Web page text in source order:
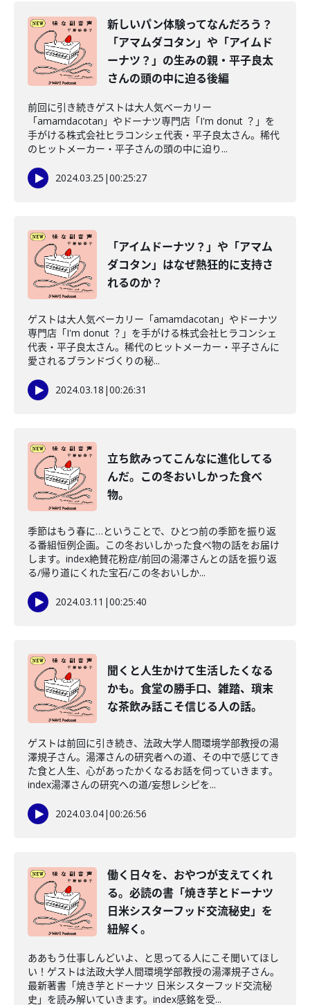
新しいパン体験ってなんだろう？
「アマムダコタン」や「アイムド
ーナツ？」の生みの親・平子良太
さんの頭の中に迫る後編
前回に引き続きゲストは大人気ベーカリー
「amamdacotan」やドーナツ専門店「I'm donut ？」を
手がける株式会社ヒラコンシェ代表・平子良太さん。稀代
のヒットメーカー・平子さんの頭の中に迫り...
2024.03.25 |00:25:27
「アイムドーナツ？」や「アマム
ダコタン」はなぜ熱狂的に支持さ
れるのか？
ゲストは大人気ベーカリー「amamdacotan」やドーナツ
専門店「I'm donut ？」を手がける株式会社ヒラコンシェ
代表・平子良太さん。稀代のヒットメーカー・平子さんに
愛されるブランドづくりの秘...
2024.03.18 |00:26:31
立ち飲みってこんなに進化してる
んだ。この冬おいしかった食べ
物。
季節はもう春に…ということで、ひとつ前の季節を振り返
る番組恒例企画。この冬おいしかった食べ物の話をお届け
します。index絶賛花粉症/前回の湯澤さんとの話を振り返
る/帰り道にくれた宝石/この冬おいしか...
2024.03.11 |00:25:40
聞くと人生かけて生活したくなる
かも。食堂の勝手口、雑踏、瑣末
な茶飲み話こそ信じる人の話。
ゲストは前回に引き続き、法政大学人間環境学部教授の湯
澤規子さん。湯澤さんの研究者への道、その中で感じてき
た食と人生、心があったかくなるお話を伺っていきます。
index湯澤さんの研究への道/妄想レシピを...
2024.03.04|00:26:56
働く日々を、おやつが支えてくれ
る。必読の書「焼き芋とドーナツ
日米シスターフッド交流秘史」を
紐解く。
ああもう仕事しんどいよ、と思ってる人にこそ聞いてほし
い！ゲストは法政大学人間環境学部教授の湯澤規子さん。
最新著書「焼き芋とドーナツ 日米シスターフッド交流秘
史」を読み解いていきます。index感銘を受...